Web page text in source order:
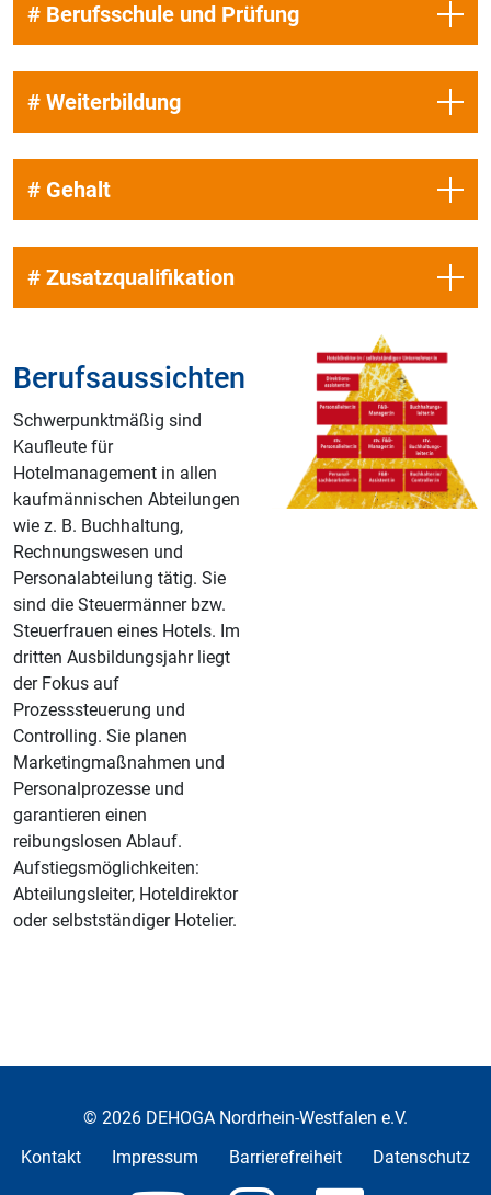
# Berufsschule und Prüfung
# Weiterbildung
# Gehalt
# Zusatzqualifikation
Berufsaussichten
Schwerpunktmäßig sind
Kaufleute für
Hotelmanagement in allen
kaufmännischen Abteilungen
wie z. B. Buchhaltung,
Rechnungswesen und
Personalabteilung tätig. Sie
sind die Steuermänner bzw.
Steuerfrauen eines Hotels. Im
dritten Ausbildungsjahr liegt
der Fokus auf
Prozesssteuerung und
Controlling. Sie planen
Marketingmaßnahmen und
Personalprozesse und
garantieren einen
reibungslosen Ablauf.
Aufstiegsmöglichkeiten:
Abteilungsleiter, Hoteldirektor
oder selbstständiger Hotelier.
© 2026 DEHOGA Nordrhein-Westfalen e.V.
Kontakt
Impressum Barrierefreiheit Datenschutz